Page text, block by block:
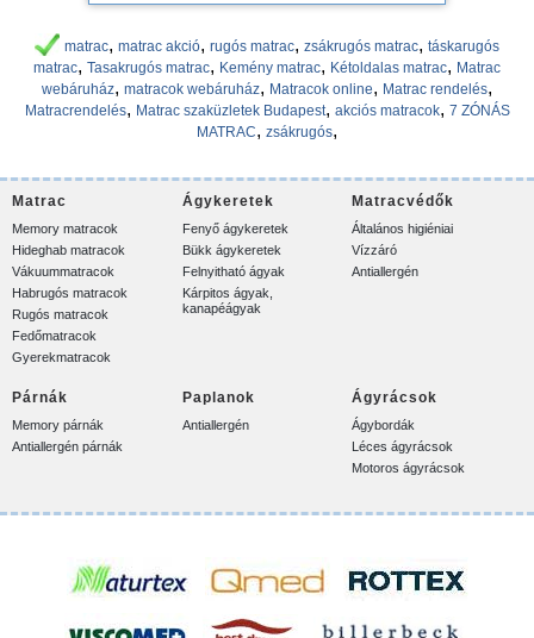
matrac, matrac akció, rugós matrac, zsákrugós matrac, táskarugós
matrac, Tasakrugós matrac, Kemény matrac, Kétoldalas matrac, Matrac
webáruház, matracok webáruház, Matracok online, Matrac rendelés,
Matracrendelés, Matrac szaküzletek Budapest, akciós matracok, 7 ZÓNÁS
MATRAC, zsákrugós,
Matrac
Memory matracok
Hideghab matracok
Vákuummatracok
Habrugós matracok
Rugós matracok
Fedőmatracok
Gyerekmatracok
Ágykeretek
Fenyő ágykeretek
Bükk ágykeretek
Felnyitható ágyak
Kárpitos ágyak,
kanapéágyak
Matracvédők
Általános higiéniai
Vízzáró
Antiallergén
Párnák
Memory párnák
Antiallergén párnák
Paplanok
Antiallergén
Ágyrácsok
Ágybordák
Léces ágyrácsok
Motoros ágyrácsok